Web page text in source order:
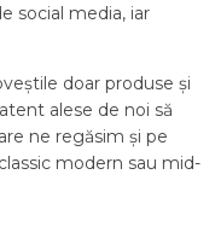
social media, iar
doar produse și
alese de noi să
ne regăsim și pe
modern sau mid-